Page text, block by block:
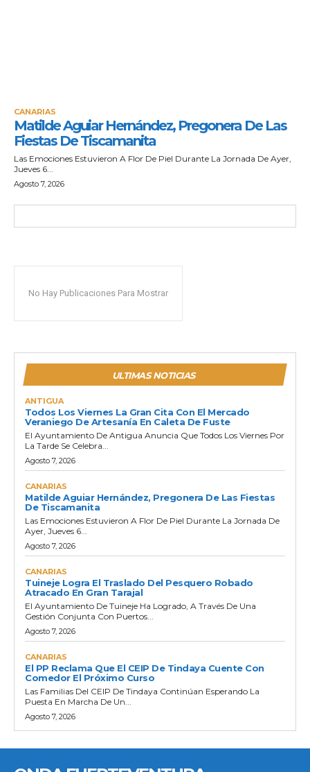
CANARIAS
Matilde Aguiar Hernández, Pregonera De Las
Fiestas De Tiscamanita
Las Emociones Estuvieron A Flor De Piel Durante La Jornada De Ayer,
Jueves 6...
Agosto 7, 2026
No Hay Publicaciones Para Mostrar
ULTIMAS NOTICIAS
ANTIGUA
Todos Los Viernes La Gran Cita Con El Mercado
Veraniego De Artesanía En Caleta De Fuste
El Ayuntamiento De Antigua Anuncia Que Todos Los Viernes Por
La Tarde Se Celebra...
Agosto 7, 2026
CANARIAS
Matilde Aguiar Hernández, Pregonera De Las Fiestas
De Tiscamanita
Las Emociones Estuvieron A Flor De Piel Durante La Jornada De
Ayer, Jueves 6...
Agosto 7, 2026
CANARIAS
Tuineje Logra El Traslado Del Pesquero Robado
Atracado En Gran Tarajal
El Ayuntamiento De Tuineje Ha Logrado, A Través De Una
Gestión Conjunta Con Puertos...
Agosto 7, 2026
CANARIAS
El PP Reclama Que El CEIP De Tindaya Cuente Con
Comedor El Próximo Curso
Las Familias Del CEIP De Tindaya Continúan Esperando La
Puesta En Marcha De Un...
Agosto 7, 2026